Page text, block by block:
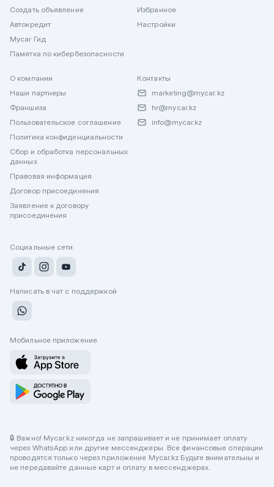
Создать объявление
Автокредит
Mycar Гид
Памятка по кибербезопасности
Избранное
Настройки
О компании
Наши партнеры
Франшиза
Пользовательское соглашение
Политика конфиденциальности
Сбор и обработка персональных
данных
Правовая информация
Договор присоединения
Заявление к договору
присоединения
Контакты
marketing@mycar.kz
hr@mycar.kz
info@mycar.kz
Социальные сети
Написать в чат с поддержкой
Мобильное приложение
🔒 Важно! Mycar.kz никогда не запрашивает и не принимает оплату
через WhatsApp или другие мессенджеры. Все финансовые операции
проводятся только через приложение Mycar.kz Будьте внимательны и
не передавайте данные карт и оплату в мессенджерах.